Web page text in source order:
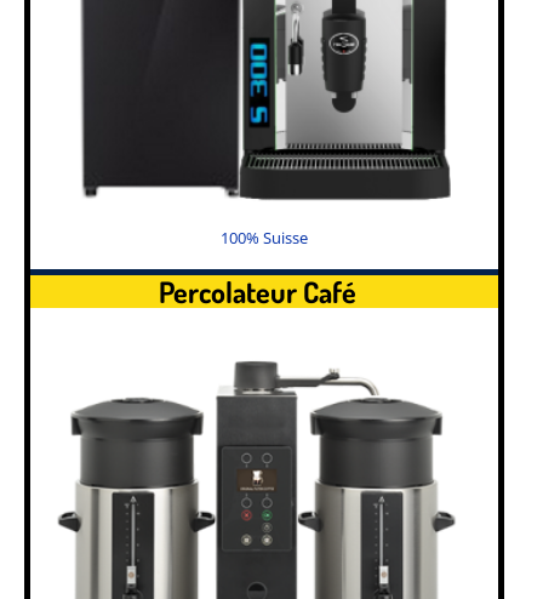
100% Suisse
Percolateur Café